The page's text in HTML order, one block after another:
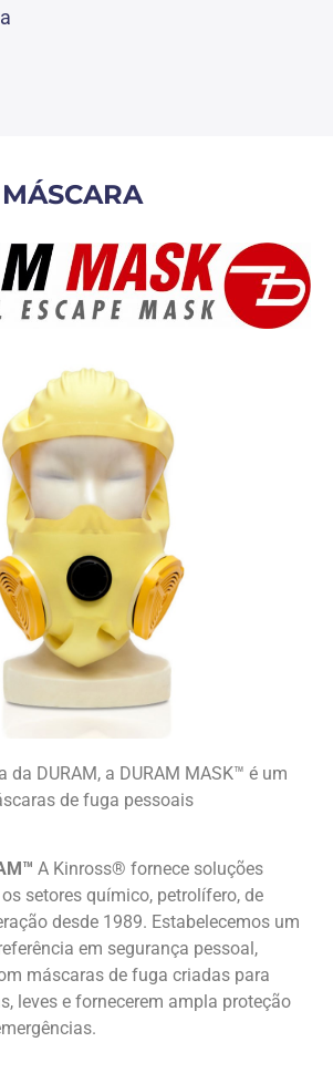
da DURAM, a DURAM MASK™ é um
de fuga pessoais
™ A Kinross® fornece soluções
setores químico, petrolífero, de
desde 1989. Estabelecemos um
em segurança pessoal,
máscaras de fuga criadas para
leves e fornecerem ampla proteção